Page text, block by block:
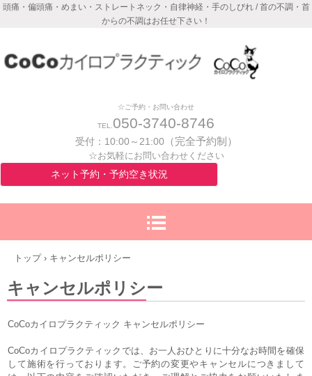
頭痛・偏頭痛・めまい・ストレートネック・自律神経・手のしびれ / 首の不調・首
からの不調はお任せ下さい！
☆ご予約・お問い合わせ
TEL. 050-3740-8746
受付： 10:00～21:00 （完全予約制）
☆お気軽にお問い合わせください
ネット予約・予約空き状況
トップ › キャンセルポリシー
キャンセルポリシー
CoCoカイロプラクティック キャンセルポリシー
CoCoカイロプラクティックでは、お一人おひとりに十分なお時間を確保
して施術を行っております。ご予約の変更やキャンセルにつきまして